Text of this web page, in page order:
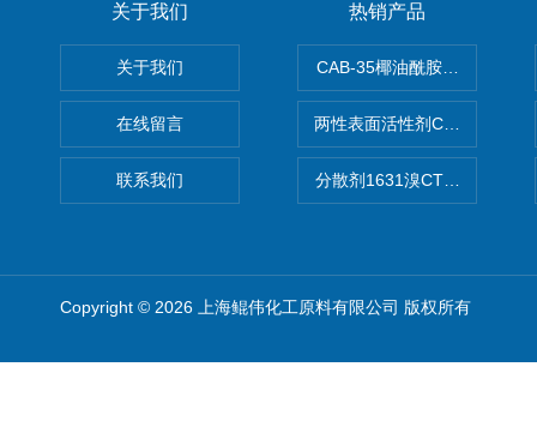
关于我们
关于我们
在线留言
联系我们
热销产品
CAB-35椰油酰胺丙基甜菜碱
两性表面活性剂CAB-30椰油
分散剂1631溴CTAB（十六烷
Copyright © 2026 上海鲲伟化工原料有限公司 版权所有